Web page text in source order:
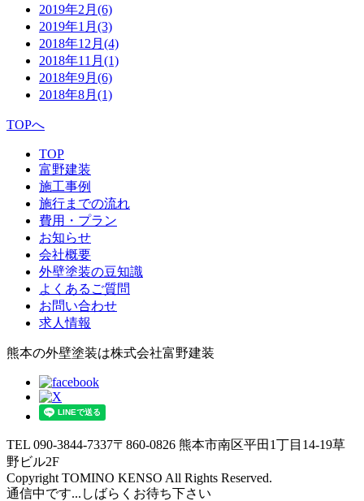
2019年2月 (6)
2019年1月 (3)
2018年12月 (4)
2018年11月 (1)
2018年9月 (6)
2018年8月 (1)
TOPへ
TOP
富野建装
施工事例
施行までの流れ
費用・プラン
お知らせ
会社概要
外壁塗装の豆知識
よくあるご質問
お問い合わせ
求人情報
熊本の外壁塗装は株式会社富野建装
TEL 090-3844-7337〒860-0826 熊本市南区平田1丁目14-19草
野ビル2F
Copyright TOMINO KENSO All Rights Reserved.
通信中です...しばらくお待ち下さい